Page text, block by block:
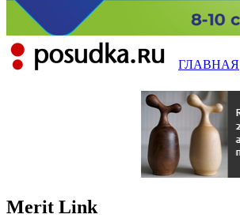
ГЛАВНАЯ
Merit Link